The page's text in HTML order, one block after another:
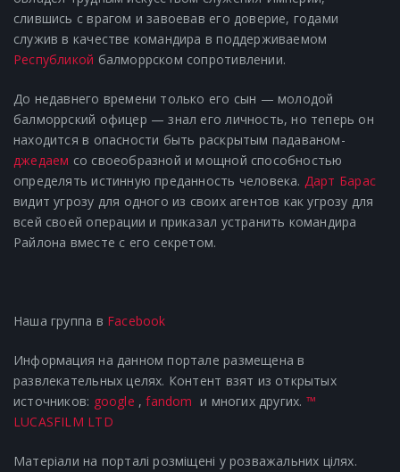
слившись с врагом и завоевав его доверие, годами
служив в качестве командира в поддерживаемом
Республикой балморрском сопротивлении.
До недавнего времени только его сын — молодой
балморрский офицер — знал его личность, но теперь он
находится в опасности быть раскрытым падаваном-
джедаем со своеобразной и мощной способностью
определять истинную преданность человека. Дарт Барас
видит угрозу для одного из своих агентов как угрозу для
всей своей операции и приказал устранить командира
Райлона вместе с его секретом.
Наша группа в Facebook
Информация на данном портале размещена в
развлекательных целях. Контент взят из открытых
источников: google ,fandom и многих других. ™
LUCASFILM LTD
Матеріали на порталі розміщені у розважальних цілях.